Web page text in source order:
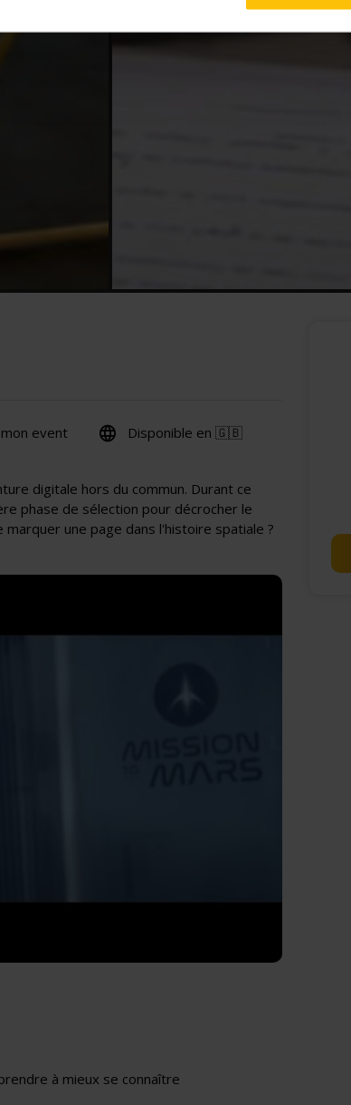
event Disponible en 🇬🇧
digitale hors du commun. Durant ce
phase de sélection pour décrocher le
une page dans l'histoire spatiale ?
à mieux se connaître